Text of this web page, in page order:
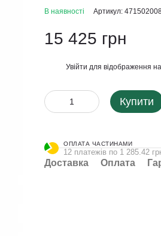
В наявності Артикул:
15 425 грн
Увійти для відображення
Купити
ОПЛАТА ЧАСТИНАМИ
12 платежів по 1 285.42
Доставка Оплата